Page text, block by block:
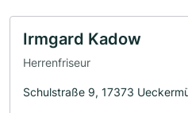
Irmgard Kadow
Herrenfriseur
Schulstraße 9, 17373